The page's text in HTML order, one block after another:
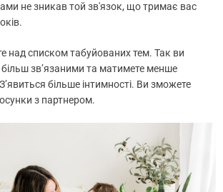
не зникав той зв'язок, що тримає вас
над списком табуйованих тем. Так ви
зв’язаними та матимете менше
більше інтимності. Ви зможете
з партнером.